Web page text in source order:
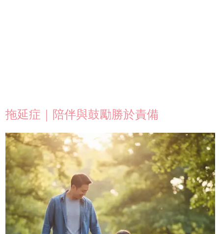
拖延症｜陪伴與鼓勵勝於責備